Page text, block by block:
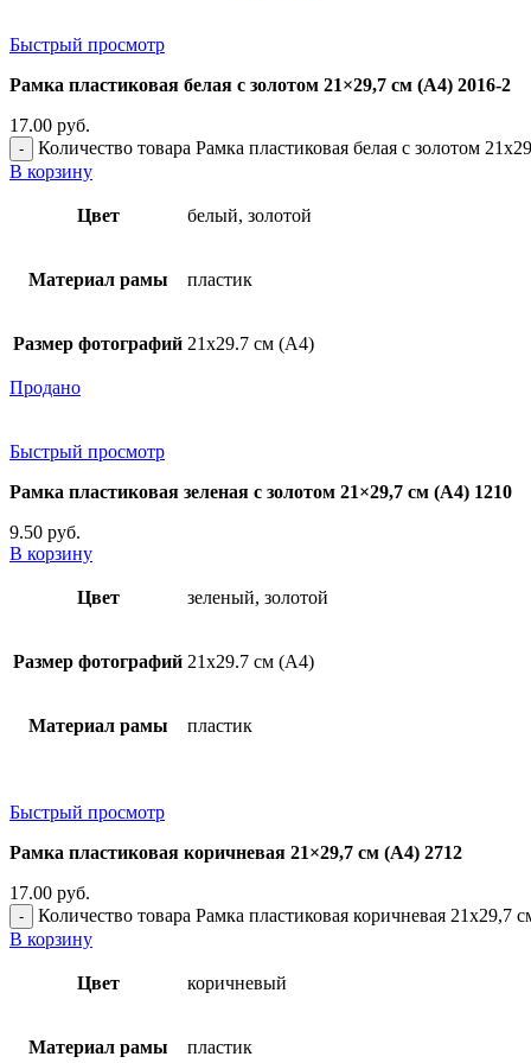
Быстрый просмотр
Рамка пластиковая белая с золотом 21×29,7 см (А4) 2016-2
17.00 руб.
Количество товара Рамка пластиковая белая с золотом
В корзину
Цвет белый, золотой
Материал рамы пластик
Размер фотографий 21х29.7 см (А4)
Продано
Быстрый просмотр
Рамка пластиковая зеленая с золотом 21×29,7 см (А4) 1210
9.50 руб.
В корзину
Цвет зеленый, золотой
Размер фотографий 21х29.7 см (А4)
Материал рамы пластик
Быстрый просмотр
Рамка пластиковая коричневая 21×29,7 см (А4) 2712
17.00 руб.
Количество товара Рамка пластиковая коричневая 21x29,7
В корзину
Цвет коричневый
Материал рамы пластик